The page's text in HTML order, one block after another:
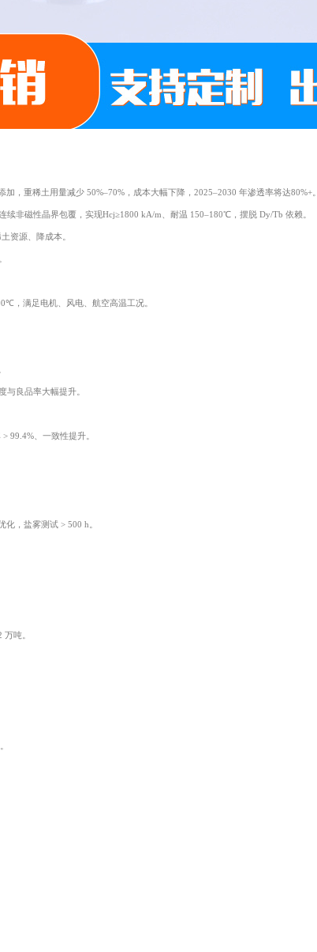
，重稀土用量减少 50%–70%，成本大幅下降，2025–2030 年渗透率将达80%+。
非磁性晶界包覆，实现Hcj≥1800 kA/m、耐温 150–180℃，摆脱 Dy/Tb 依赖。
资源、降成本。
满足电机、风电、航空高温工况。
与良品率大幅提升。
99.4%、一致性提升。
，盐雾测试 > 500 h。
吨。